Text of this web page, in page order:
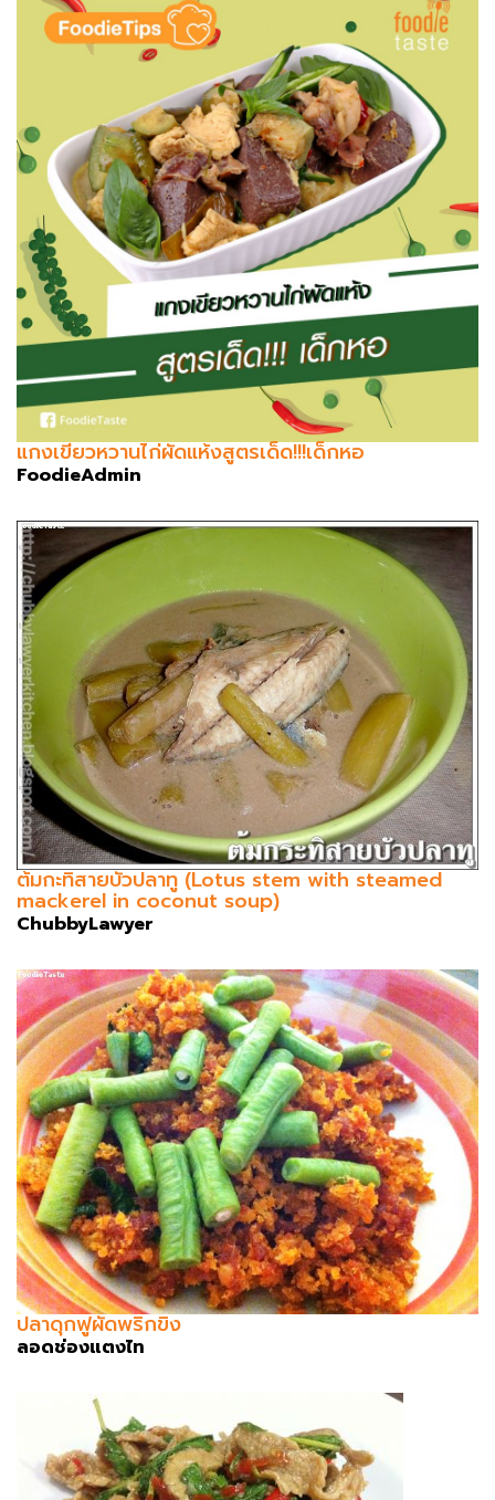
แกงเขียวหวานไก่ผัดแห้งสูตรเด็ด!!!เด็กหอ
FoodieAdmin
ต้มกะทิสายบัวปลาทู (Lotus stem with steamed
mackerel in coconut soup)
ChubbyLawyer
ปลาดุกฟูผัดพริกขิง
ลอดช่องแตงไท